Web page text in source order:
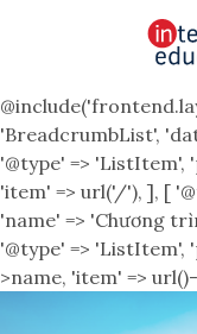
'BreadcrumbList',
'@type' => 'ListItem',
'item' => url('/'), ], [
'name' => 'Chương
'@type' => 'ListItem',
>name, 'item' =>